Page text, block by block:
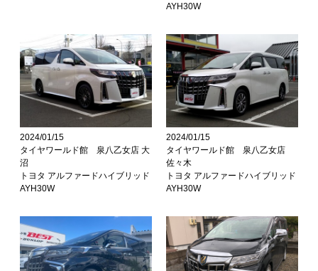
AYH30W
2024/01/15
タイヤワールド館 泉八乙女店 大
沼
トヨタ アルファードハイブリッド
AYH30W
2024/01/15
タイヤワールド館 泉八乙女店
佐々木
トヨタ アルファードハイブリッド
AYH30W